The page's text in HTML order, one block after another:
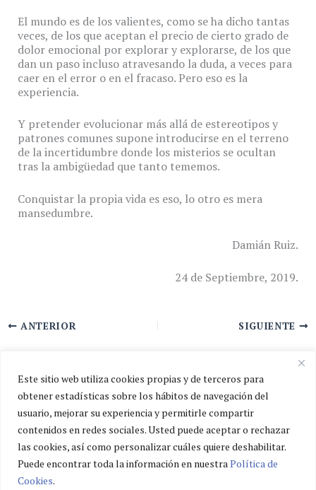
Este sitio web utiliza cookies propias y de terceros para
obtener estadísticas sobre los hábitos de navegación del
usuario, mejorar su experiencia y permitirle compartir
contenidos en redes sociales. Usted puede aceptar o rechazar
las cookies, así como personalizar cuáles quiere deshabilitar.
Puede encontrar toda la información en nuestra Política de
Cookies.
El mundo es de los valientes, como se ha dicho tantas
veces, de los que aceptan el precio de cierto grado de
dolor emocional por explorar y explorarse, de los que
dan un paso incluso atravesando la duda, a veces para
caer en el error o en el fracaso. Pero eso es la
experiencia.
Y pretender evolucionar más allá de estereotipos y
patrones comunes supone introducirse en el terreno
de la incertidumbre donde los misterios se ocultan
tras la ambigüedad que tanto tememos.
Conquistar la propia vida es eso, lo otro es mera
mansedumbre.
Damián Ruiz.
24 de Septiembre, 2019.
ANTERIOR SIGUIENTE
Política de privacidad
Política de cookies
Aviso legal